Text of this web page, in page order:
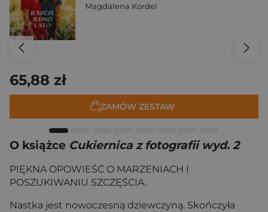
Magdalena Kordel
65,88 zł
ZAMÓW ZESTAW
O książce Cukiernica z fotografii wyd. 2
PIĘKNA OPOWIEŚĆ O MARZENIACH I
POSZUKIWANIU SZCZĘŚCIA.
Nastka jest nowoczesną dziewczyną. Skończyła